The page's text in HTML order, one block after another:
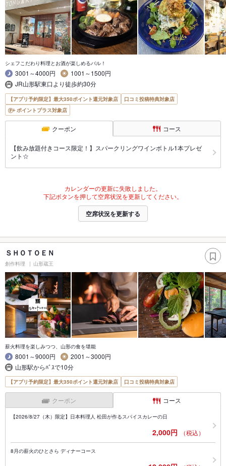
シェフこだわり料理とお酒が楽しめるバル！
3001～4000円
1001～1500円
JR山形駅東口より徒歩約30分
【アプリ予約限定】最大350ポイント還元対象店
口コミ投稿特典対象店
ポイントプラス対象店
クーポン コース
【飲み放題付きコース限定！】スパークリングワインボトル1本プレゼ
ント☆
カレンダーの更新に失敗しました。
下記ボタンを押して空席状況を更新してください。
空席状況を更新する
ＳＨＯＴＯＥＮ
創作料理 山形蔵王
薪火料理を楽しみつつ、山形の食を堪能
8001～9000円
2001～3000円
山形駅からﾊﾞｽで10分
【アプリ予約限定】最大350ポイント還元対象店 口コミ投稿特典対象店
クーポン コース
【2026/8/27（木）限定】日本料理人 松田が作るスパイスカレーの日
2,000円 （税込）
8月の薪火のひとさら ディナーコース